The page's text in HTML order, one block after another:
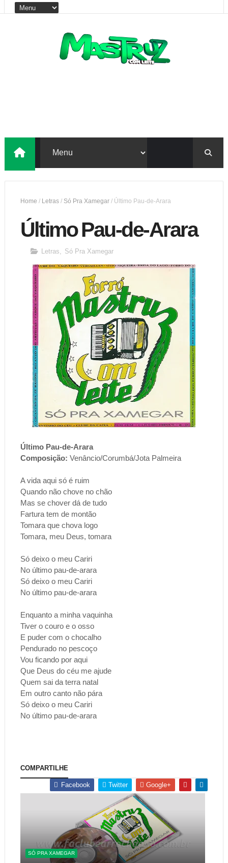
Home / Letras / Só Pra Xamegar / Último Pau-de-Arara
Último Pau-de-Arara
Letras, Só Pra Xamegar
Último Pau-de-Arara
Composição: Venâncio/Corumbá/Jota Palmeira
A vida aqui só é ruim
Quando não chove no chão
Mas se chover dá de tudo
Fartura tem de montão
Tomara que chova logo
Tomara, meu Deus, tomara
Só deixo o meu Cariri
No último pau-de-arara
Só deixo o meu Cariri
No último pau-de-arara
Enquanto a minha vaquinha
Tiver o couro e o osso
E puder com o chocalho
Pendurado no pescoço
Vou ficando por aqui
Que Deus do céu me ajude
Quem sai da terra natal
Em outro canto não pára
Só deixo o meu Cariri
No último pau-de-arara
COMPARTILHE
Facebook Twitter Google+
SÓ PRA XAMEGAR